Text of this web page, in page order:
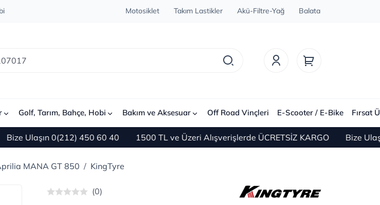
Motosiklet Takım Lastikler Akü-Filtre-Yağ Balata
Golf, Tarım, Bahçe, Hobi Bakım ve Aksesuar Off Road Vinçleri E-Scooter / E-Bike Fırsat
0(212) 450 60 40 1500 TL ve Üzeri Alışverişlerde ÜCRETSİZ KARGO Bize Ulaşın
MANA GT 850 KingTyre
(0)